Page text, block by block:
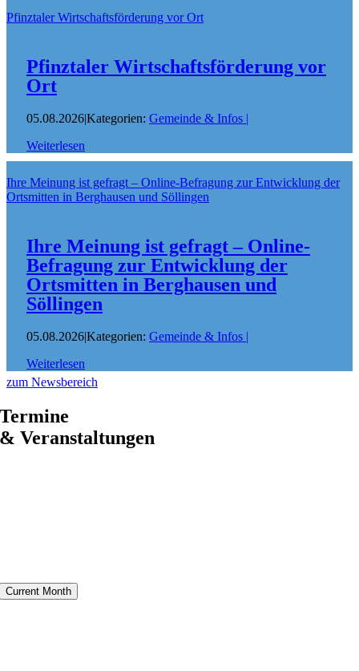
Pfinztaler Wirtschaftsförderung vor Ort
Pfinztaler Wirtschaftsförderung vor
Ort
05.08.2026|Kategorien: Gemeinde & Infos |
Weiterlesen
Ihre Meinung ist gefragt – Online-Befragung zur Entwicklung der
Ortsmitten in Berghausen und Söllingen
Ihre Meinung ist gefragt – Online-
Befragung zur Entwicklung der
Ortsmitten in Berghausen und
Söllingen
05.08.2026|Kategorien: Gemeinde & Infos |
Weiterlesen
zum Newsbereich
Termine
& Veranstaltungen
Current Month